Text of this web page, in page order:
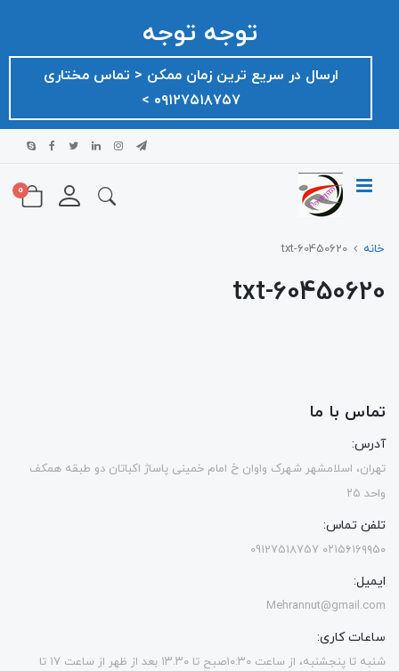
توجه توجه
ارسال در سریع ترین زمان ممکن ‌< تماس مختاری
۰۹۱۲۷۵۱۸۷۵۷ >
0
خانه 60450620-txt
60450620-txt
تماس با ما
آدرس:
تهران، اسلامشهر شهرک واوان خ امام خمینی پاساژ اکباتان دو طبقه همکف
واحد ۲۵
تلفن تماس:
۰۲۱۵۶۱۶۹۹۵۰ 09127518757
ایمیل:
Mehrannut@gmail.com
ساعات کاری:
شنبه تا پنجشنبه، از ساعت ۱۰:۳۰صبح تا ۱۳.۳۰ بعد از ظهر از ساعت ۱۷ تا